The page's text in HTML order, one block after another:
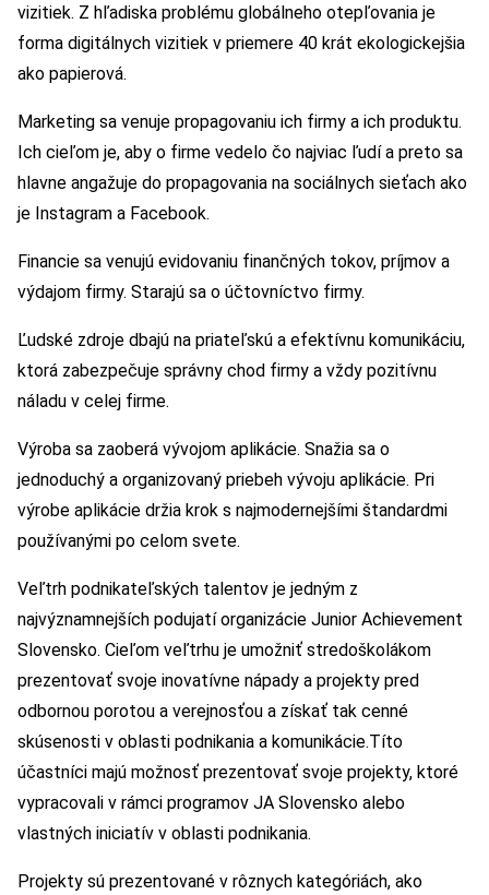
vizitiek. Z hľadiska problému globálneho otepľovania je
forma digitálnych vizitiek v priemere 40 krát ekologickejšia
ako papierová.
Marketing sa venuje propagovaniu ich firmy a ich produktu.
Ich cieľom je, aby o firme vedelo čo najviac ľudí a preto sa
hlavne angažuje do propagovania na sociálnych sieťach ako
je Instagram a Facebook.
Financie sa venujú evidovaniu finančných tokov, príjmov a
výdajom firmy. Starajú sa o účtovníctvo firmy.
Ľudské zdroje dbajú na priateľskú a efektívnu komunikáciu,
ktorá zabezpečuje správny chod firmy a vždy pozitívnu
náladu v celej firme.
Výroba sa zaoberá vývojom aplikácie. Snažia sa o
jednoduchý a organizovaný priebeh vývoju aplikácie. Pri
výrobe aplikácie držia krok s najmodernejšími štandardmi
používanými po celom svete.
Veľtrh podnikateľských talentov je jedným z
najvýznamnejších podujatí organizácie Junior Achievement
Slovensko. Cieľom veľtrhu je umožniť stredoškolákom
prezentovať svoje inovatívne nápady a projekty pred
odbornou porotou a verejnosťou a získať tak cenné
skúsenosti v oblasti podnikania a komunikácie.Títo
účastníci majú možnosť prezentovať svoje projekty, ktoré
vypracovali v rámci programov JA Slovensko alebo
vlastných iniciatív v oblasti podnikania.
Projekty sú prezentované v rôznych kategóriách, ako